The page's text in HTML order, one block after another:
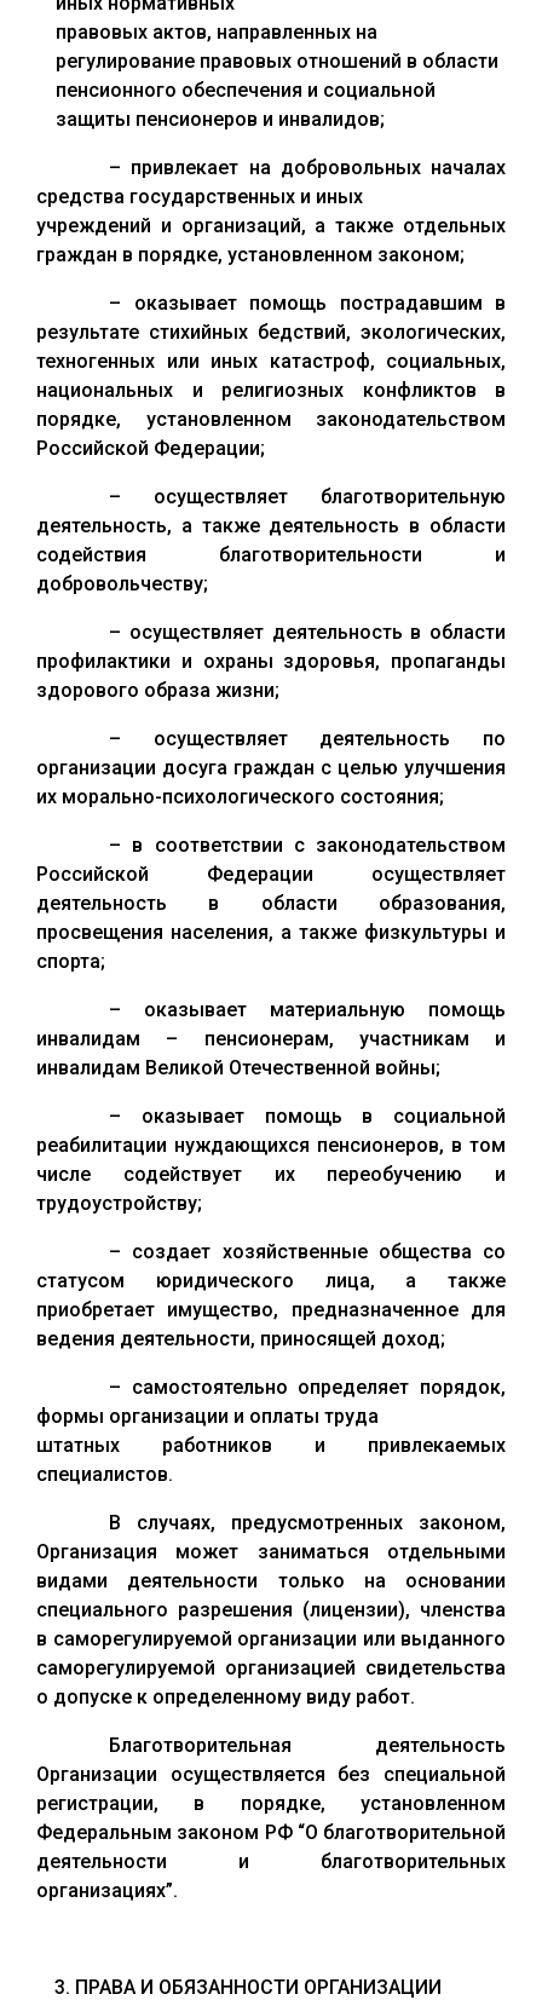
правовых актов, направленных на
регулирование правовых отношений в области
пенсионного обеспечения и социальной
защиты пенсионеров и инвалидов;
– привлекает на добровольных началах
средства государственных и иных
учреждений и организаций, а также отдельных
граждан в порядке, установленном законом;
– оказывает помощь пострадавшим в
результате стихийных бедствий, экологических,
техногенных или иных катастроф, социальных,
национальных и религиозных конфликтов в
порядке, установленном законодательством
Российской Федерации;
– осуществляет благотворительную
деятельность, а также деятельность в области
содействия благотворительности и
добровольчеству;
– осуществляет деятельность в области
профилактики и охраны здоровья, пропаганды
здорового образа жизни;
– осуществляет деятельность по
организации досуга граждан с целью улучшения
их морально-психологического состояния;
– в соответствии с законодательством
Российской Федерации осуществляет
деятельность в области образования,
просвещения населения, а также физкультуры и
спорта;
– оказывает материальную помощь
инвалидам – пенсионерам, участникам и
инвалидам Великой Отечественной войны;
– оказывает помощь в социальной
реабилитации нуждающихся пенсионеров, в том
числе содействует их переобучению и
трудоустройству;
– создает хозяйственные общества со
статусом юридического лица, а также
приобретает имущество, предназначенное для
ведения деятельности, приносящей доход;
– самостоятельно определяет порядок,
формы организации и оплаты труда
штатных работников и привлекаемых
специалистов.
В случаях, предусмотренных законом,
Организация может заниматься отдельными
видами деятельности только на основании
специального разрешения (лицензии), членства
в саморегулируемой организации или выданного
саморегулируемой организацией свидетельства
о допуске к определенному виду работ.
Благотворительная деятельность
Организации осуществляется без специальной
регистрации, в порядке, установленном
Федеральным законом РФ “О благотворительной
деятельности и благотворительных
организациях”.
ПРАВА И ОБЯЗАННОСТИ ОРГАНИЗАЦИИ